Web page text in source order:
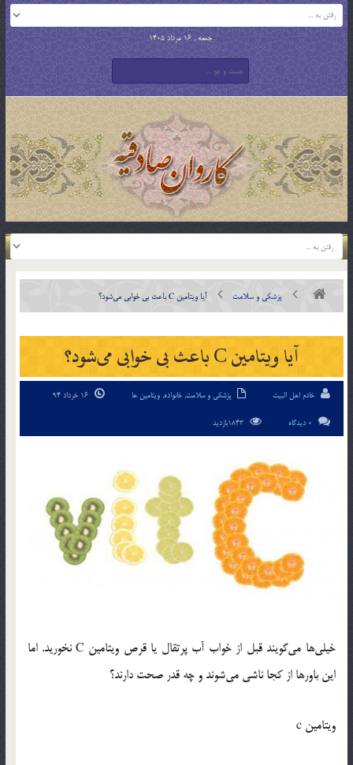
جمعه , 16 مرداد 1405
پزشکی و سلامت آیا ویتامین C باعث بی خوابی می‌شود؟
آیا ویتامین C باعث بی خوابی می‌شود؟
خادم اهل البیت پزشکی و سلامت, خانواده, ویتامین ها
0 دیدگاه
خیلی‌ها می‌گویند قبل از خواب آب پرتقال یا قرص ویتامین C نخورید. اما
این باورها از کجا ناشی می‌شوند و چه قدر صحت دارند؟
ویتامین c